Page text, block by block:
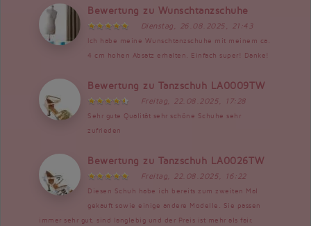
Bewertung zu Wunschtanzschuhe
Dienstag, 26.08.2025, 21:43
Ich habe meine Wunschtanzschuhe mit meinem ca.
4 cm hohen Absatz erhalten. Einfach super! Danke!
Bewertung zu Tanzschuh LA0009TW
Freitag, 22.08.2025, 17:28
Sehr gute Qualität sehr schöne Schuhe sehr
zufrieden
Bewertung zu Tanzschuh LA0026TW
Freitag, 22.08.2025, 16:22
Diesen Schuh habe ich bereits zum zweiten Mal
gekauft sowie einige andere Modelle. Sie passen
immer sehr gut, sind langlebig und der Preis ist mehr als fair.